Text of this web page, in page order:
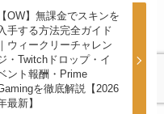
【OW】無課金でスキンを
手する方法完全ガイド
｜ウィークリーチャレン
・Twitchドロップ・イ
ント報酬・Prime
を徹底解説【2026
最新】